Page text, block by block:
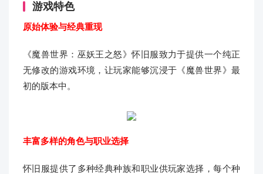
游戏特色
原始体验与经典重现
《魔兽世界：巫妖王之怒》怀旧服致力于提供一个纯正
无修改的游戏环境，让玩家能够沉浸于《魔兽世界》最
初的版本中。
丰富多样的角色与职业选择
怀旧服提供了多种经典种族和职业供玩家选择，每个种